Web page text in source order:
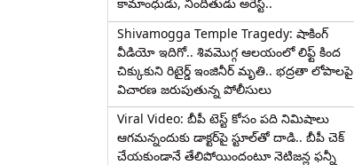
Shivamogga Temple Tragedy: షాకింగ్
వీడియో ఇదిగో.. శివమొగ్గ ఆలయంలో లిఫ్ట్ కింద
చిక్కుకుని రిటైర్డ్ ఇంజినీర్ మృతి.. భద్రతా లోపాలపై
విచారణ జరుపుతున్న పోలీసులు
Viral Video: బీపీ టెస్ట్‌ కోసం పది నిమిషాలు
ఆగమన్నందుకు డాక్టర్‌పై స్టూల్‌తో దాడి.. బీపీ చెక్
చేయకుండానే తేలిపోయిందంటూ నెటిజన్ల ఫన్నీ